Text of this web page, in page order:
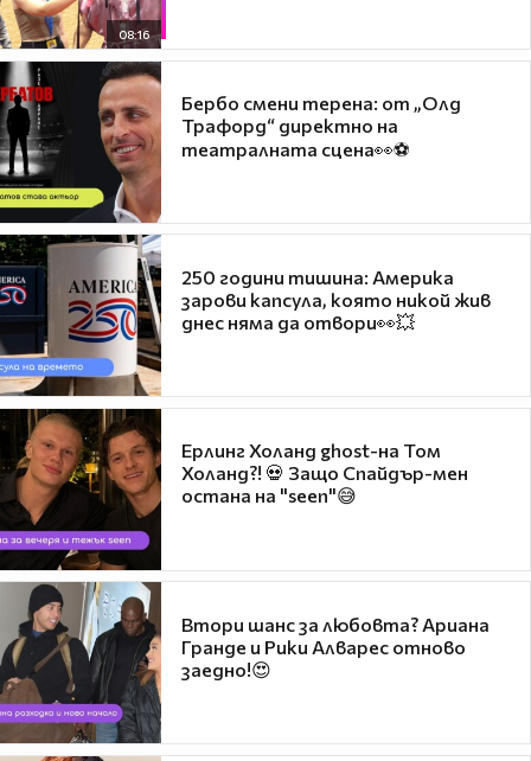
08:16
Бербо смени терена: от „Олд
Трафорд“ директно на
театралната сцена👀⚽
250 години тишина: Америка
зарови капсула, която никой жив
днес няма да отвори👀💥
Ерлинг Холанд ghost-на Том
Холанд?! 💀 Защо Спайдър-мен
остана на "seen"😅
Втори шанс за любовта? Ариана
Гранде и Рики Алварес отново
заедно!😍